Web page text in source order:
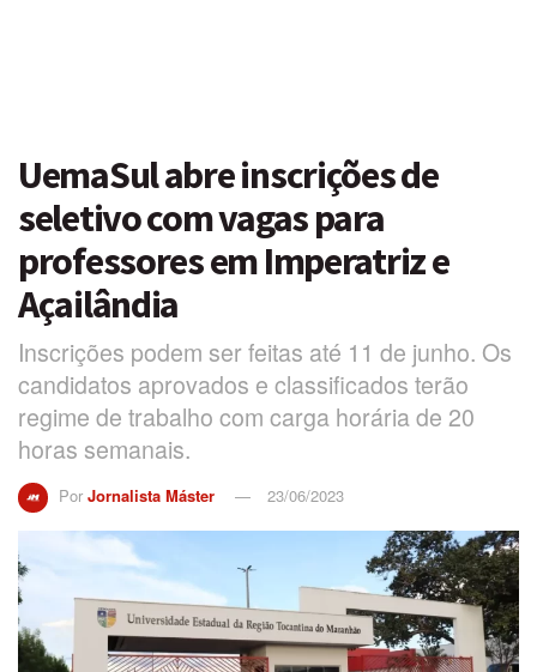
UemaSul abre inscrições de
seletivo com vagas para
professores em Imperatriz e
Açailândia
Inscrições podem ser feitas até 11 de junho. Os
candidatos aprovados e classificados terão
regime de trabalho com carga horária de 20
horas semanais.
Por Jornalista Máster 23/06/2023